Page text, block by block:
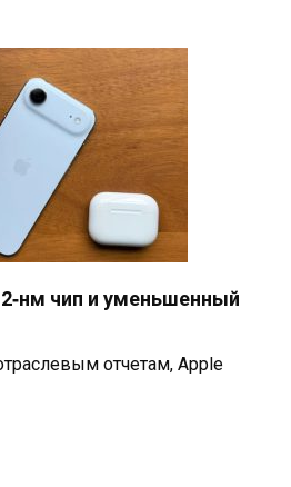
чип и уменьшенный
отчетам, Apple